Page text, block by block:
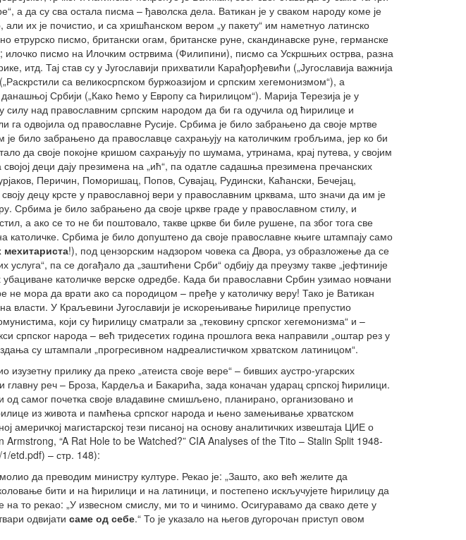
а да су сва остала писма – ђаволска дела. Ватикан је у сваком народу коме је
их је почистио, и са хришћанском вером „у пакету“ им наметнуо латинско
етрурско писмо, британски огам, британске руне, скандинавске руне, германске
писмо на Илочким острвима (Филипини), писмо са Ускршњих острва, разна
итд. Тај став су у Југославији прихватили Карађорђевићи („Југославија важнија
са великосрпском буржоазијом и српским хегемонизмом“), а
данашњој Србији („Како ћемо у Европу са ћирилицом“). Марија Терезија је у
силу над православним српским народом да би га одучила од ћирилице и
га одвојила од православне Русије. Србима је било забрањено да своје мртве
је било забрањено да православце сахрањују на католичким гробљима, јер ко би
да своје покојне кришом сахрањују по шумама, утринама, крај путева, у својим
деци дају презимена на „ић“, па одатле садашња презимена пречанских
Перичин, Поморишац, Попов, Сувајац, Рудински, Каћански, Бечејац,
децу крсте у православној вери у православним црквама, што значи да им је
Србима је било забрањено да своје цркве граде у православном стилу, и
а ако се то не би поштовало, такве цркве би биле рушене, па због тога све
католичке. Србима је било допуштено да своје православне књиге штампају само
мехитариста!), под цензорским надзором човека са Двора, уз образложење да се
па се догађало да „заштићени Срби“ одбију да преузму такве „јефтиније
католичке верске одредбе. Када би православни Србин узимао новчани
не мора да врати ако са породицом – пређе у католичку веру! Тако је Ватикан
власти. У Краљевини Југославији је искорењивање ћирилице препустио
који су ћирилицу сматрали за „тековину српског хегемонизма“ и –
српског народа – већ тридесетих година прошлога века направили „оштар рез у
су штампали „прогресивном надреалистичком хрватском латиницом“.
изузетну прилику да преко „атеиста своје вере“ – бивших аустро-угарских
главну реч – Броза, Кардеља и Бакарића, зада коначан ударац српској ћирилици.
од самог почетка своје владавине смишљено, планирано, организовано и
из живота и памћења српског народа и њено замењивање хрватском
америчкој магистарској тези писаној на основу аналитичких извештаја ЦИЕ о
“A Rat Hole to be Watched?” CIA Analyses of the Tito – Stalin Split 1948-
etd.pdf) – стр. 148):
да преводим министру културе. Рекао је: „Зашто, ако већ желите да
бити и на ћирилици и на латиници, и постепено искључујете ћирилицу да
на то рекао: „У извесном смислу, ми то и чинимо. Осигуравамо да свако дете у
одвијати саме од себе.“ То је указало на његов дугорочан приступ овом